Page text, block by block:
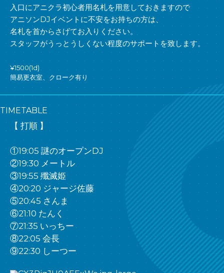
入口にアニクラ初心者用名札を用意しておきますので
アニソンDJイベントに不安をお持ちの方は、
名札を首からさげてお入りください。
スタッフがうっとうしくない程度のサポートを致します。
¥1500(1d)
簡易更衣室、クローク有り
TIMETABLE
【 打順 】
①19:05 謎のオープンDJ
②19:30 メートル
③19:55 殲滅姫
④20:20 ジャージ佐藤
⑤20:45 さんま
⑥21:10 たんく
⑦21:35 いっちー
⑧22:05 会長
⑨22:30 しーつー